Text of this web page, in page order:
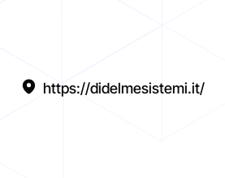
https://didelmesistemi.it/